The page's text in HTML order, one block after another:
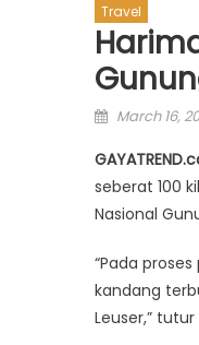
Travel
Posted
March 16,
seberat 100
Nasional
“Pada
kandang
Leuser,”